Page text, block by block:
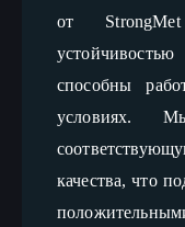
от
способны
условиях.
качества, что